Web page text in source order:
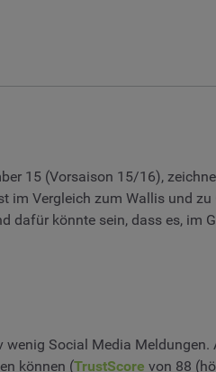
15 (Vorsaison 15/16),
im Vergleich zum Wallis und
dafür könnte sein, dass es,
Social Media
können (TrustScore von 88